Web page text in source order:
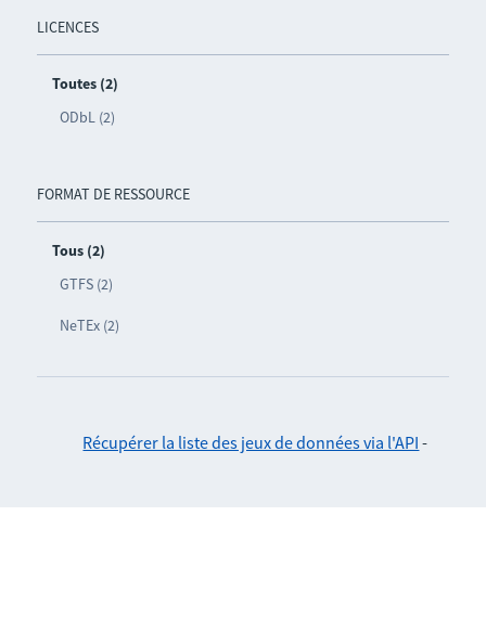
LICENCES
Toutes (2)
ODbL (2)
FORMAT DE RESSOURCE
Tous (2)
GTFS (2)
NeTEx (2)
Récupérer la liste des jeux de données via l'API -